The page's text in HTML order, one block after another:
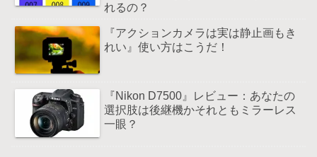
れるの？
『アクションカメラは実は静止画もき
れい』使い方はこうだ！
『Nikon D7500』レビュー：あなたの
選択肢は後継機かそれともミラーレス
一眼？